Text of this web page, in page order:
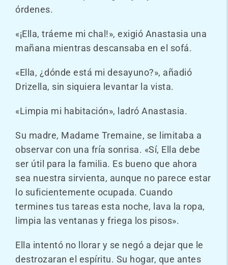
órdenes.
«¡Ella, tráeme mi chal!», exigió Anastasia una
mañana mientras descansaba en el sofá.
«Ella, ¿dónde está mi desayuno?», añadió
Drizella, sin siquiera levantar la vista.
«Limpia mi habitación», ladró Anastasia.
Su madre, Madame Tremaine, se limitaba a
observar con una fría sonrisa. «Sí, Ella debe
ser útil para la familia. Es bueno que ahora
sea nuestra sirvienta, aunque no parece estar
lo suficientemente ocupada. Cuando
termines tus tareas esta noche, lava la ropa,
limpia las ventanas y friega los pisos».
Ella intentó no llorar y se negó a dejar que le
destrozaran el espíritu. Su hogar, que antes